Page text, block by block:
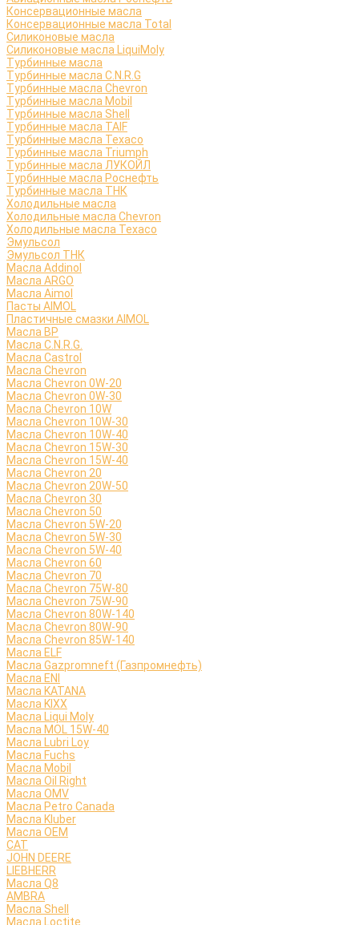
Консервационные масла
Консервационные масла Total
Силиконовые масла
Силиконовые масла LiquiMoly
Турбинные масла
Турбинные масла C.N.R.G
Турбинные масла Chevron
Турбинные масла Mobil
Турбинные масла Shell
Турбинные масла TAIF
Турбинные масла Texaco
Турбинные масла Triumph
Турбинные масла ЛУКОЙЛ
Турбинные масла Роснефть
Турбинные масла ТНК
Холодильные масла
Холодильные масла Chevron
Холодильные масла Texaco
Эмульсол
Эмульсол ТНК
Масла Addinol
Масла ARGO
Масла Aimol
Пасты AIMOL
Пластичные смазки AIMOL
Масла BP
Масла C.N.R.G.
Масла Castrol
Масла Chevron
Масла Chevron 0W-20
Масла Chevron 0W-30
Масла Chevron 10W
Масла Chevron 10W-30
Масла Chevron 10W-40
Масла Chevron 15W-30
Масла Chevron 15W-40
Масла Chevron 20
Масла Chevron 20W-50
Масла Chevron 30
Масла Chevron 50
Масла Chevron 5W-20
Масла Chevron 5W-30
Масла Chevron 5W-40
Масла Chevron 60
Масла Chevron 70
Масла Chevron 75W-80
Масла Chevron 75W-90
Масла Chevron 80W-140
Масла Chevron 80W-90
Масла Chevron 85W-140
Масла ELF
Масла Gazpromneft (Газпромнефть)
Масла ENI
Масла KATANA
Масла KIXX
Масла Liqui Moly
Масла MOL 15W-40
Масла Lubri Loy
Масла Fuchs
Масла Mobil
Масла Oil Right
Масла OMV
Масла Petro Canada
Масла Kluber
Масла OEM
CAT
JOHN DEERE
LIEBHERR
Масла Q8
AMBRA
Масла Shell
Масла Loctite